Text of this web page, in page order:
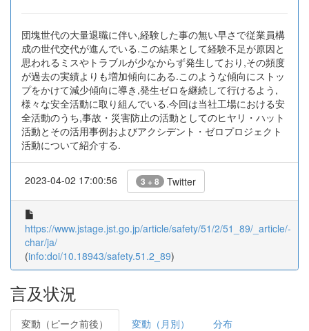
団塊世代の大量退職に伴い,経験した事の無い早さで従業員構
成の世代交代が進んでいる.この結果として経験不足が原因と
思われるミスやトラブルが少なからず発生しており,その頻度
が過去の実績よりも増加傾向にある.このような傾向にストッ
プをかけて減少傾向に導き,発生ゼロを継続して行けるよう,
様々な安全活動に取り組んでいる.今回は当社工場における安
全活動のうち,事故・災害防止の活動としてのヒヤリ・ハット
活動とその活用事例およびアクシデント・ゼロプロジェクト
活動について紹介する.
2023-04-02 17:00:56 3 + 8 Twitter
https://www.jstage.jst.go.jp/article/safety/51/2/51_89/_article/-
char/ja/
(info:doi/10.18943/safety.51.2_89)
言及状況
変動（ピーク前後） 変動（月別） 分布